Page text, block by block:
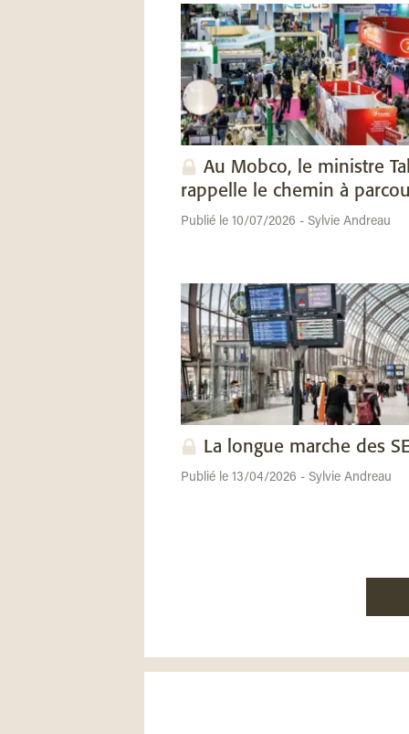
Au Mobco, le ministre
rappelle le chemin à
Publié le 10/07/2026 - Sylvie Andreau
La longue marche des
Publié le 13/04/2026 - Sylvie Andreau